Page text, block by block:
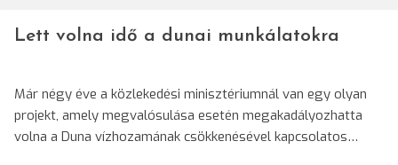
Lett volna idő a dunai munkálatokra
Már négy éve a közlekedési minisztériumnál van egy olyan
projekt, amely megvalósulása esetén megakadályozhatta
volna a Duna vízhozamának csökkenésével kapcsolatos…